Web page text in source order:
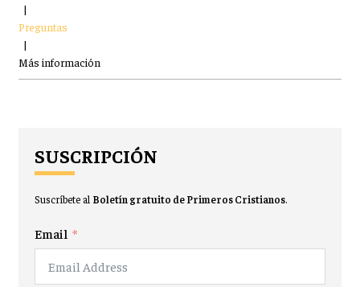
|
Preguntas
|
Más información
SUSCRIPCIÓN
Suscríbete al Boletín gratuito de Primeros Cristianos.
Email